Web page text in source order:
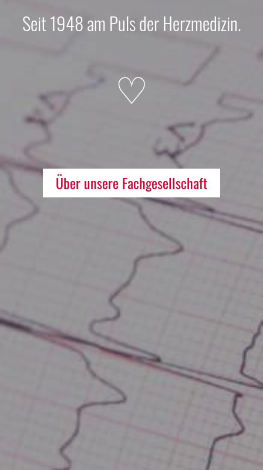
Seit 1948 am Puls der Herzmedizin.
♡
Über unsere Fachgesellschaft